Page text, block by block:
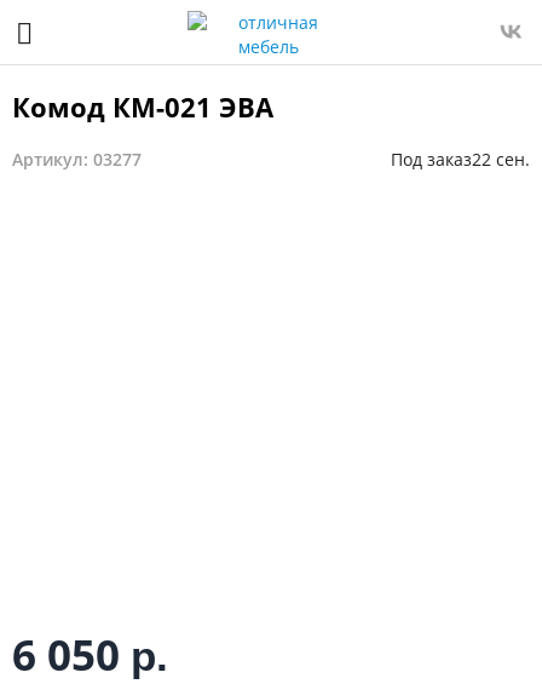
Комод КМ-021 ЭВА
Артикул: 03277 Под заказ22 сен.
6 050 р.